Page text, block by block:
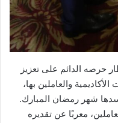
حرصه الدائم على تعزيز
والعاملين بها،
شهر رمضان المبارك.
معربًا عن تقديره